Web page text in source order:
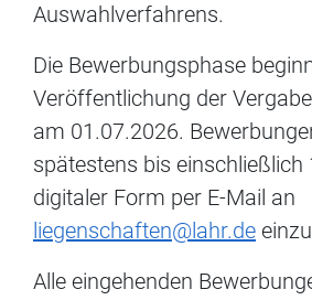
Auswahlverfahrens.
Die Bewerbungsphase
Veröffentlichung der
am 01.07.2026.
spätestens bis einschließlich
digitaler Form per E-Mail an
liegenschaften@lahr.de
Alle eingehenden